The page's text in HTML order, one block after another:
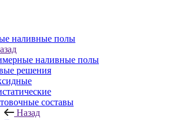
наливные полы
наливные полы
решения
составы
Назад